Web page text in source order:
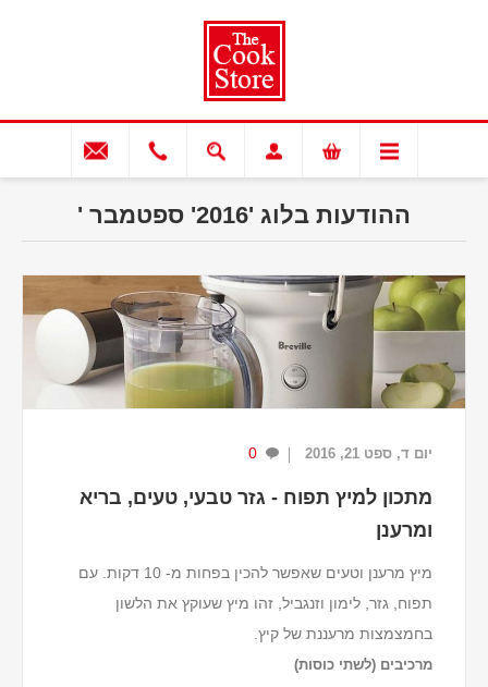
ההודעות בלוג '2016' ספטמבר '
יום ד, ספט 21, 2016 0
מתכון למיץ תפוח - גזר טבעי, טעים, בריא
ומרענן
מיץ מרענן וטעים שאפשר להכין בפחות מ- 10 דקות. עם
תפוח, גזר, לימון וזנגביל, זהו מיץ שעוקץ את הלשון
בחמצמצות מרעננת של קיץ.
מרכיבים (לשתי כוסות)